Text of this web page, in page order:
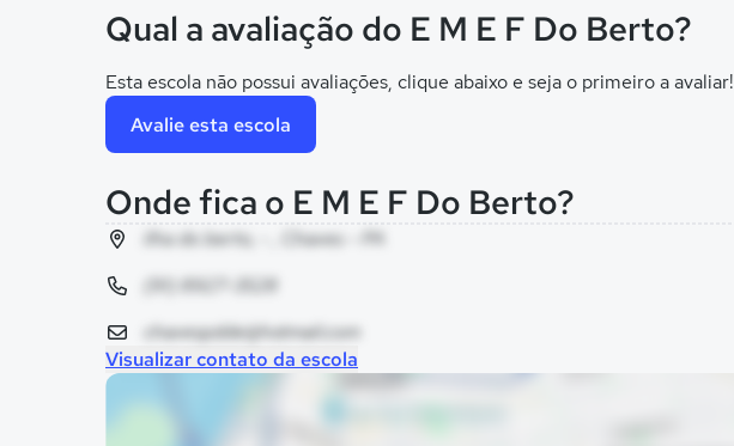
Qual a avaliação do E M E F Do Berto?
Esta escola não possui avaliações, clique abaixo e seja o primeiro a avaliar!
Avalie esta escola
Onde fica o E M E F Do Berto?
ilha do berto, - , Chaves - PA
(91) 8927-3528
chavespdde@hotmail.com
Visualizar contato da escola